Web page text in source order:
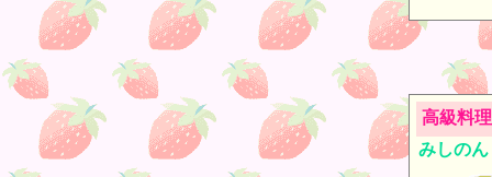
高級料理
みしのん